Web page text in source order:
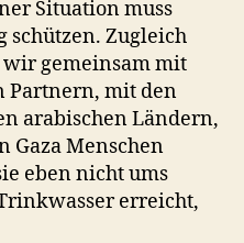
Situation muss
schützen. Zugleich
wir gemeinsam mit
Partnern, mit den
arabischen Ländern,
Gaza Menschen
eben nicht ums
erreicht,